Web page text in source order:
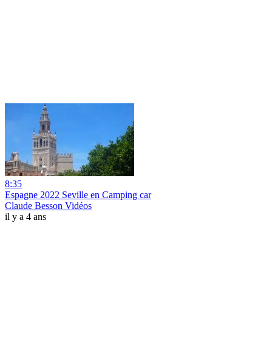
8:35
Espagne 2022 Seville en Camping car
Claude Besson Vidéos
il y a 4 ans